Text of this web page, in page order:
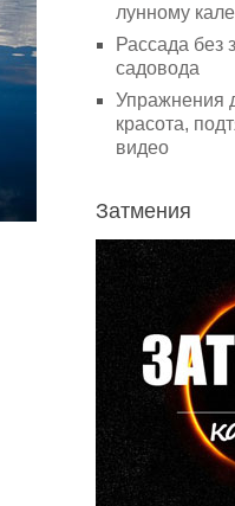
лунному
Рассада без
садовода
Упражнения
красота,
видео
Затмения